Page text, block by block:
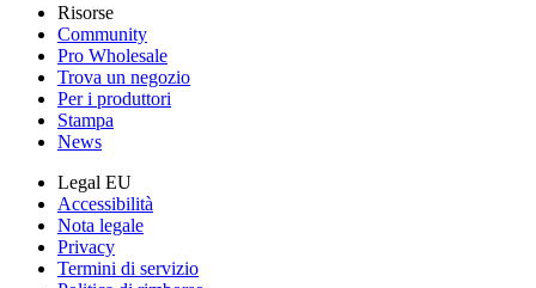
Risorse
Community
Pro Wholesale
Trova un negozio
Per i produttori
Stampa
News
Legal EU
Accessibilità
Nota legale
Privacy
Termini di servizio